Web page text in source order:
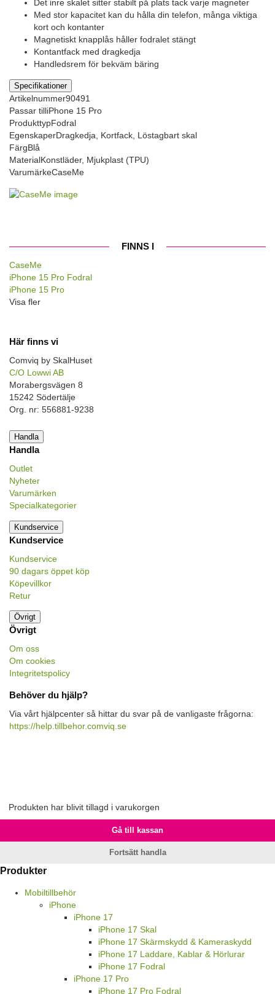
Det inre skalet sitter stabilt på plats tack varje magneter
Med stor kapacitet kan du hålla din telefon, många viktiga
kort och kontanter
Magnetiskt knapplås håller fodralet stängt
Kontantfack med dragkedja
Handledsrem för bekväm bäring
Specifikationer
Artikelnummer90491
Passar tilliPhone 15 Pro
ProdukttypFodral
EgenskaperDragkedja, Kortfack, Löstagbart skal
FärgBlå
MaterialKonstläder, Mjukplast (TPU)
VarumärkeCaseMe
FINNS I
CaseMe
iPhone 15 Pro Fodral
iPhone 15 Pro
Visa fler
Här finns vi
Comviq by SkalHuset
C/O Lowwi AB
Morabergsvägen 8
15242 Södertälje
Org. nr: 556881-9238
Handla
Handla
Outlet
Nyheter
Varumärken
Specialkategorier
Kundservice
Kundservice
Kundservice
90 dagars öppet köp
Köpevillkor
Retur
Övrigt
Övrigt
Om oss
Om cookies
Integritetspolicy
Behöver du hjälp?
Via vårt hjälpcenter så hittar du svar på de vanligaste frågorna:
https://help.tillbehor.comviq.se
Produkten har blivit tillagd i varukorgen
Gå till kassan
Fortsätt handla
Produkter
Mobiltillbehör
iPhone
iPhone 17
iPhone 17 Skal
iPhone 17 Skärmskydd & Kameraskydd
iPhone 17 Laddare, Kablar & Hörlurar
iPhone 17 Fodral
iPhone 17 Pro
iPhone 17 Pro Fodral